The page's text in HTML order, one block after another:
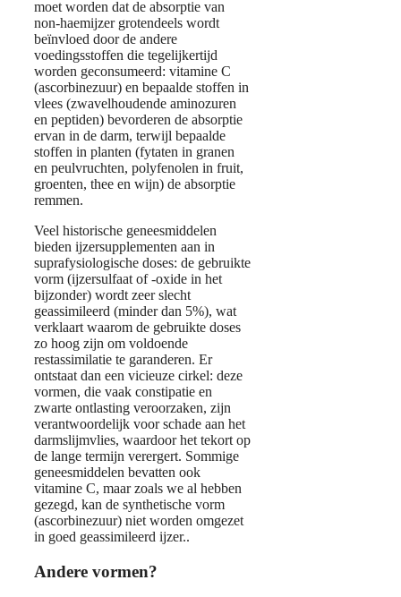
moet worden dat de absorptie van
non-haemijzer grotendeels wordt
beïnvloed door de andere
voedingsstoffen die tegelijkertijd
worden geconsumeerd: vitamine C
(ascorbinezuur) en bepaalde stoffen in
vlees (zwavelhoudende aminozuren
en peptiden) bevorderen de absorptie
ervan in de darm, terwijl bepaalde
stoffen in planten (fytaten in granen
en peulvruchten, polyfenolen in fruit,
groenten, thee en wijn) de absorptie
remmen.
Veel historische geneesmiddelen
bieden ijzersupplementen aan in
suprafysiologische doses: de gebruikte
vorm (ijzersulfaat of -oxide in het
bijzonder) wordt zeer slecht
geassimileerd (minder dan 5%), wat
verklaart waarom de gebruikte doses
zo hoog zijn om voldoende
restassimilatie te garanderen. Er
ontstaat dan een vicieuze cirkel: deze
vormen, die vaak constipatie en
zwarte ontlasting veroorzaken, zijn
verantwoordelijk voor schade aan het
darmslijmvlies, waardoor het tekort op
de lange termijn verergert. Sommige
geneesmiddelen bevatten ook
vitamine C, maar zoals we al hebben
gezegd, kan de synthetische vorm
(ascorbinezuur) niet worden omgezet
in goed geassimileerd ijzer..
Andere vormen?